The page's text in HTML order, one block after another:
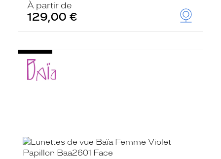
À partir de
129,00 €